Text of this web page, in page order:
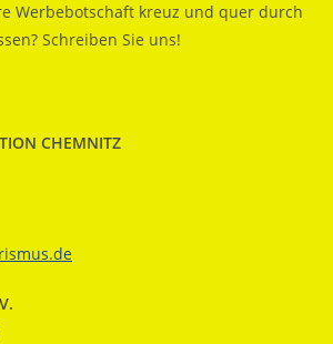
Werbebotschaft kreuz und quer durch
Schreiben Sie uns!
CHEMNITZ